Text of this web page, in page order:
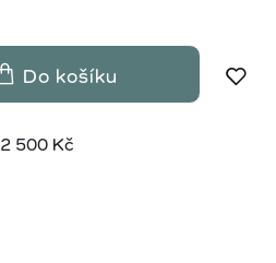
Do košíku
2 500 Kč